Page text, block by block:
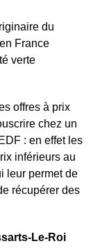
du
France
verte
offres à prix
chez un
: en effet les
inférieurs au
leur permet de
récupérer des
Le-Roi